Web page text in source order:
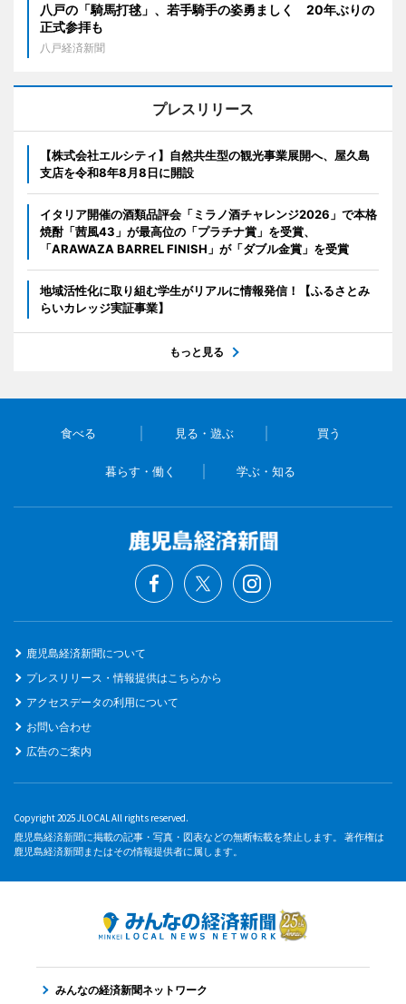
八戸の「騎馬打毬」、若手騎手の姿勇ましく 20年ぶりの
正式参拝も
八戸経済新聞
プレスリリース
【株式会社エルシティ】自然共生型の観光事業展開へ、屋久島
支店を令和8年8月8日に開設
イタリア開催の酒類品評会「ミラノ酒チャレンジ2026」で本格
焼酎「茜風43」が最高位の「プラチナ賞」を受賞、
「ARAWAZA BARREL FINISH」が「ダブル金賞」を受賞
地域活性化に取り組む学生がリアルに情報発信！【ふるさとみ
らいカレッジ実証事業】
もっと見る
食べる 見る・遊ぶ 買う
暮らす・働く 学ぶ・知る
鹿児島経済新聞について
プレスリリース・情報提供はこちらから
アクセスデータの利用について
お問い合わせ
広告のご案内
Copyright 2025 JLOCAL All rights reserved.
鹿児島経済新聞に掲載の記事・写真・図表などの無断転載を禁止します。 著作権は
鹿児島経済新聞またはその情報提供者に属します。
みんなの経済新聞ネットワーク